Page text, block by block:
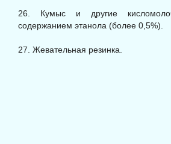
26. Кумыс и другие
содержанием этанола (более 0,5%).
27. Жевательная резинка.